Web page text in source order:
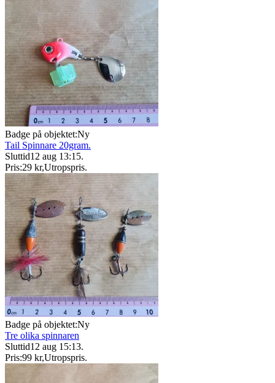
Badge på objektet:Ny
Tail Spinnare 20gram.
Sluttid12 aug 13:15.
Pris:29 kr,Utropspris.
Badge på objektet:Ny
Tre olika spinnaren
Sluttid12 aug 15:13.
Pris:99 kr,Utropspris.